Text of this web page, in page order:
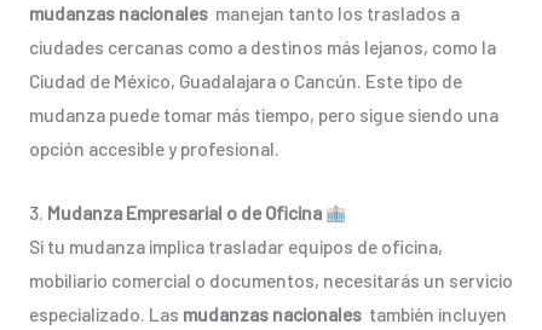
mudanzas nacionales manejan tanto los traslados a
ciudades cercanas como a destinos más lejanos, como la
Ciudad de México, Guadalajara o Cancún. Este tipo de
mudanza puede tomar más tiempo, pero sigue siendo una
opción accesible y profesional.
3. Mudanza Empresarial o de Oficina
Si tu mudanza implica trasladar equipos de oficina,
mobiliario comercial o documentos, necesitarás un servicio
especializado. Las mudanzas nacionales también incluyen